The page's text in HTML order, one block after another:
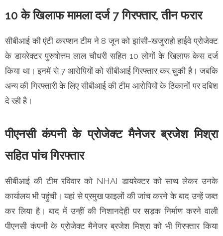
10 के खिलाफ मामला दर्ज 7 गिरफ्तार, तीन फरार
सीबीआई की एंटी करप्शन टीम ने 8 जून को झांसी-खजुराहो हाईवे प्रोजेक्ट
के डायरेक्टर पुरुषोत्तम लाल चौधरी सहित 10 लोगों के खिलाफ केस दर्ज
किया था। इनमें से 7 आरोपियों को सीबीआई गिरफ्तार कर चुकी है। जबकि
अन्य की गिरफ्तारी के लिए सीबीआई की टीम आरोपियों के ठिकानों पर दबिश
दे रही है।
पीएनसी कंपनी के प्रोजेक्ट मैनेजर ब्रजेश मिश्रा
सहित पांच गिरफ्तार
सीबीआई की टीम रविवार को NHAI डायरेक्टर को साथ लेकर उनके
कार्यालय भी पहुंची। यहां से प्रमुख फाइलों की जांच करने के बाद उन्हें जब्त
कर लिया है। बाद में उन्हीं की निशानदेही पर सड़क निर्माण करने वाली
पीएनसी कंपनी के प्रोजेक्ट मैनेजर ब्रजेश मिश्रा को भी गिरफ्तार किया